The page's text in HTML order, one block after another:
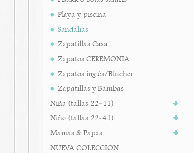
Playa y piscina
Sandalias
Zapatillas Casa
Zapatos CEREMONIA
Zapatos inglés/Blucher
Zapatillas y Bambas
Niña (tallas 22-41)
Niño (tallas 22-41)
Mamas & Papas
NUEVA COLECCION